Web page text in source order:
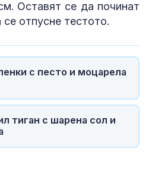
Оставят се да починат
отпусне тестото.
с песто и моцарела
тиган с шарена сол и